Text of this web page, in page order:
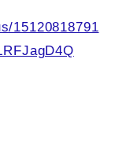
15120818791